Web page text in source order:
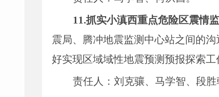
11.抓实小滇西重点危险区震情
震局、腾冲地震监测中心站之间的
好实现区域域性地震预测预报探索工
责任人：刘克骧、马学智、段